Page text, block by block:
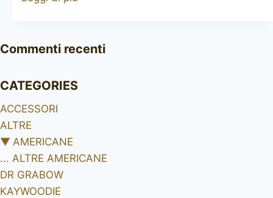
Commenti recenti
CATEGORIES
ACCESSORI
ALTRE
▼ AMERICANE
... ALTRE AMERICANE
DR GRABOW
KAYWOODIE